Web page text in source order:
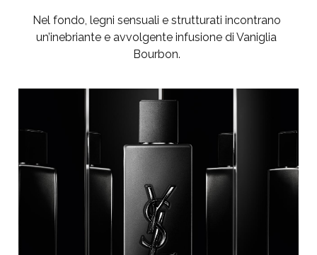
Nel fondo, legni sensuali e strutturati incontrano
un’inebriante e avvolgente infusione di Vaniglia
Bourbon.